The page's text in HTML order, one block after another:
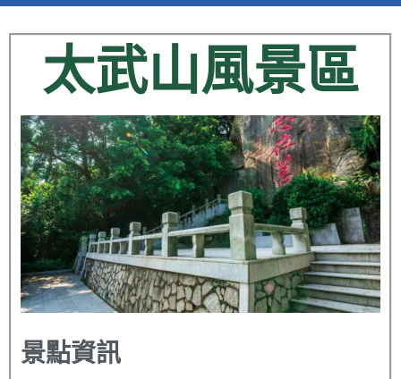
太武山風景區
景點資訊